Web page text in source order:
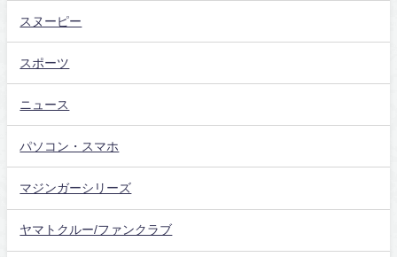
スヌーピー
スポーツ
ニュース
パソコン・スマホ
マジンガーシリーズ
ヤマトクルー/ファンクラブ